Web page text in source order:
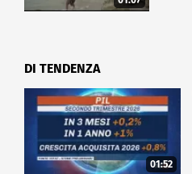
DI TENDENZA
01:52